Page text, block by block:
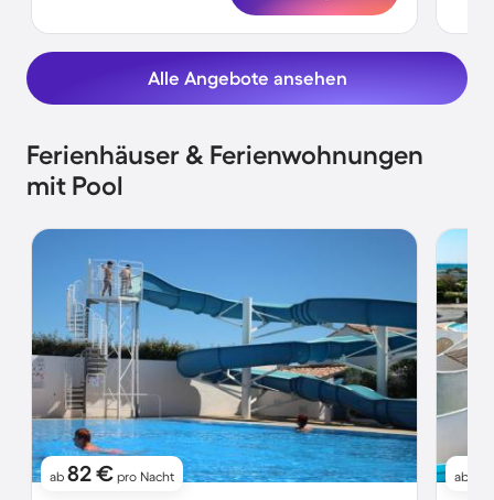
Alle Angebote ansehen
Ferienhäuser & Ferienwohnungen
mit Pool
ab 82 € pro Nacht ab